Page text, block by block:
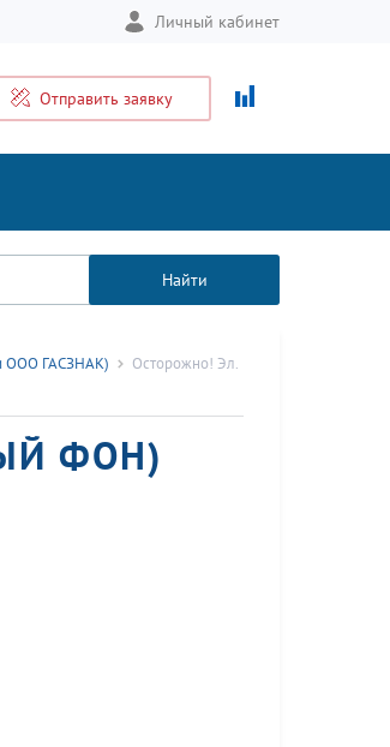
Личный кабинет
Отправить заявку
Найти
ООО ГАСЗНАК)
Осторожно! Эл.
ФОН)